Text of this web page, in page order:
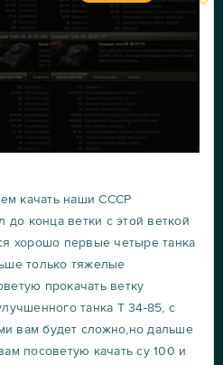
качать наши СССР
до конца ветки с этой веткой
хорошо первые четыре танка
только тяжелые
прокачать ветку
танка Т 34-85, с
вам будет сложно,но дальше
посоветую качать су 100 и